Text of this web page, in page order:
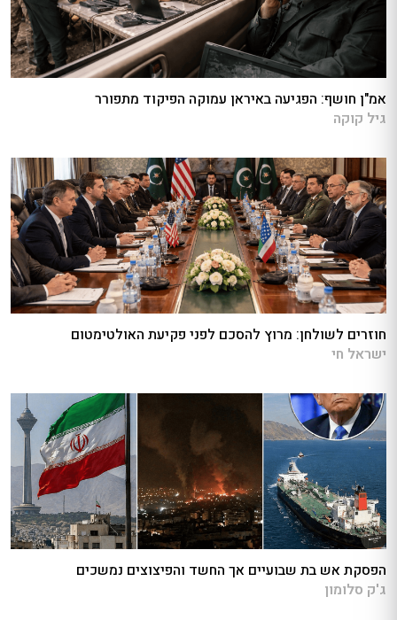
אמ"ן חושף: הפגיעה באיראן עמוקה הפיקוד מתפורר
גיל קוקה
חוזרים לשולחן: מרוץ להסכם לפני פקיעת האולטימטום
ישראל חי
הפסקת אש בת שבועיים אך החשד והפיצוצים נמשכים
ג'ק סלומון